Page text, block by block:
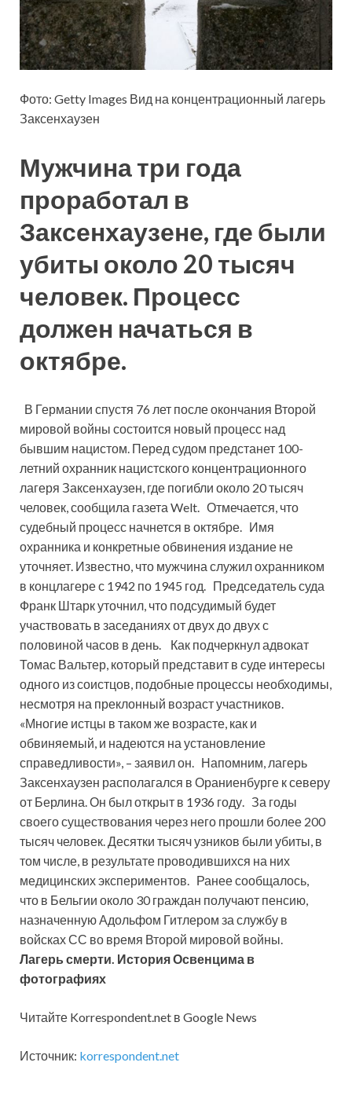
Фото: Getty Images Вид на концентрационный лагерь
Заксенхаузен
Мужчина три года
проработал в
Заксенхаузене, где были
убиты около 20 тысяч
человек. Процесс
должен начаться в
октябре.
В Германии спустя 76 лет после окончания Второй
мировой войны состоится новый процесс над
бывшим нацистом. Перед судом предстанет 100-
летний охранник нацистского концентрационного
лагеря Заксенхаузен, где погибли около 20 тысяч
человек, сообщила газета Welt. Отмечается, что
судебный процесс начнется в октябре. Имя
охранника и конкретные обвинения издание не
уточняет. Известно, что мужчина служил охранником
в концлагере с 1942 по 1945 год. Председатель суда
Франк Штарк уточнил, что подсудимый будет
участвовать в заседаниях от двух до двух с
половиной часов в день. Как подчеркнул адвокат
Томас Вальтер, который представит в суде интересы
одного из соистцов, подобные процессы необходимы,
несмотря на преклонный возраст участников.
«Многие истцы в таком же возрасте, как и
обвиняемый, и надеются на установление
справедливости», – заявил он. Напомним, лагерь
Заксенхаузен располагался в Ораниенбурге к северу
от Берлина. Он был открыт в 1936 году. За годы
своего существования через него прошли более 200
тысяч человек. Десятки тысяч узников были убиты, в
том числе, в результате проводившихся на них
медицинских экспериментов. Ранее сообщалось,
что в Бельгии около 30 граждан получают пенсию,
назначенную Адольфом Гитлером за службу в
войсках СС во время Второй мировой войны.
Лагерь смерти. История Освенцима в
фотографиях
Читайте Korrespondent.net в Google News
Источник: korrespondent.net